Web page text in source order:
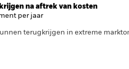
na aftrek van kosten
per jaar
terugkrijgen in extreme